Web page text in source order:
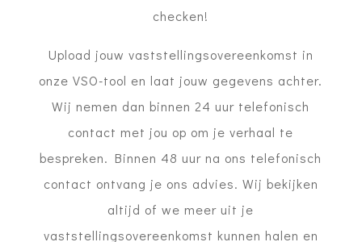
checken!
Upload jouw vaststellingsovereenkomst in
onze VSO-tool en laat jouw gegevens achter.
Wij nemen dan binnen 24 uur telefonisch
contact met jou op om je verhaal te
bespreken. Binnen 48 uur na ons telefonisch
contact ontvang je ons advies. Wij bekijken
altijd of we meer uit je
vaststellingsovereenkomst kunnen halen en